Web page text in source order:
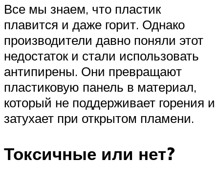
Все мы знаем, что пластик
плавится и даже горит. Однако
производители давно поняли этот
недостаток и стали использовать
антипирены. Они превращают
пластиковую панель в материал,
который не поддерживает горения и
затухает при открытом пламени.
Токсичные или нет?